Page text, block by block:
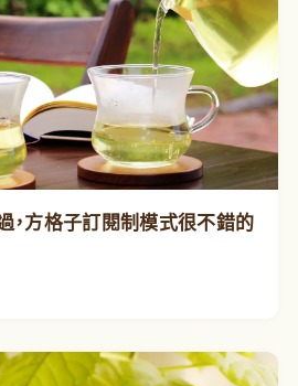
，方格子訂閱制模式很不錯的